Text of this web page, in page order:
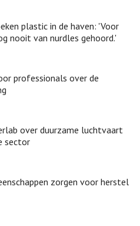
plastic in de haven: 'Voor
nooit van nurdles gehoord.'
professionals over de
over duurzame luchtvaart
sector
zorgen voor herstel